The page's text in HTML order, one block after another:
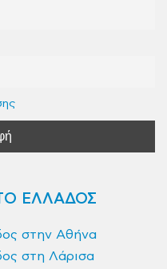
ΕΛΛΑΔΟΣ
στην Αθήνα
στη Λάρισα